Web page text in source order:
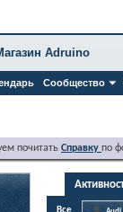
Сообщество
Adruino
почитать Справку по